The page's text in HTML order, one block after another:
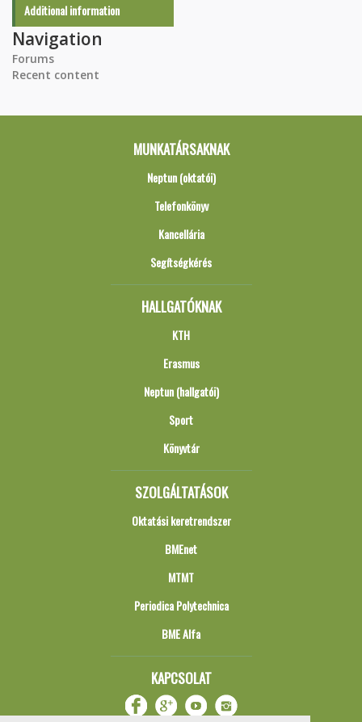
Additional information
Navigation
Forums
Recent content
MUNKATÁRSAKNAK
Neptun (oktatói)
Telefonkönyv
Kancellária
Segítségkérés
HALLGATÓKNAK
KTH
Erasmus
Neptun (hallgatói)
Sport
Könyvtár
SZOLGÁLTATÁSOK
Oktatási keretrendszer
BMEnet
MTMT
Periodica Polytechnica
BME Alfa
KAPCSOLAT